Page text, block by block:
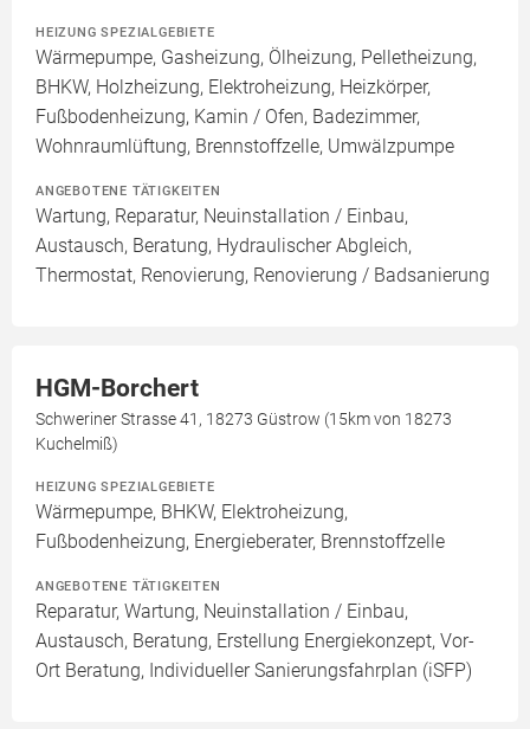
HEIZUNG SPEZIALGEBIETE
Wärmepumpe, Gasheizung, Ölheizung, Pelletheizung,
BHKW, Holzheizung, Elektroheizung, Heizkörper,
Fußbodenheizung, Kamin / Ofen, Badezimmer,
Wohnraumlüftung, Brennstoffzelle, Umwälzpumpe
ANGEBOTENE TÄTIGKEITEN
Wartung, Reparatur, Neuinstallation / Einbau,
Austausch, Beratung, Hydraulischer Abgleich,
Thermostat, Renovierung, Renovierung / Badsanierung
HGM-Borchert
Schweriner Strasse 41, 18273 Güstrow (15km von 18273
Kuchelmiß)
HEIZUNG SPEZIALGEBIETE
Wärmepumpe, BHKW, Elektroheizung,
Fußbodenheizung, Energieberater, Brennstoffzelle
ANGEBOTENE TÄTIGKEITEN
Reparatur, Wartung, Neuinstallation / Einbau,
Austausch, Beratung, Erstellung Energiekonzept, Vor-
Ort Beratung, Individueller Sanierungsfahrplan (iSFP)